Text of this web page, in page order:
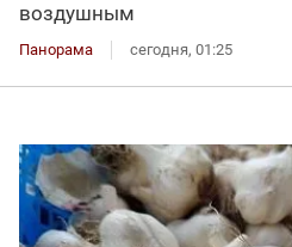
воздушным
Панорама сегодня, 01:25